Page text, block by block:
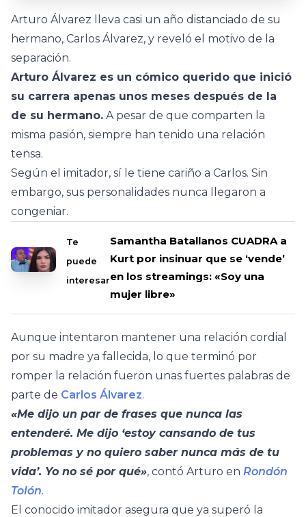
Arturo Álvarez lleva casi un año distanciado de su
hermano, Carlos Álvarez, y reveló el motivo de la
separación.
Arturo Álvarez es un cómico querido que inició
su carrera apenas unos meses después de la
de su hermano. A pesar de que comparten la
misma pasión, siempre han tenido una relación
tensa.
Según el imitador, sí le tiene cariño a Carlos. Sin
embargo, sus personalidades nunca llegaron a
congeniar.
Te
puede
interesar
Samantha Batallanos CUADRA a
Kurt por insinuar que se ‘vende’
en los streamings: «Soy una
mujer libre»
Aunque intentaron mantener una relación cordial
por su madre ya fallecida, lo que terminó por
romper la relación fueron unas fuertes palabras de
parte de Carlos Álvarez.
«Me dijo un par de frases que nunca las
entenderé. Me dijo ‘estoy cansando de tus
problemas y no quiero saber nunca más de tu
vida’. Yo no sé por qué», contó Arturo en Rondón
Tolón.
El conocido imitador asegura que ya superó la